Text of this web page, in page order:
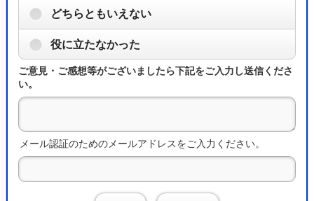
どちらともいえない
役に立たなかった
ご意見・ご感想等がございましたら下記をご入力し送信くださ
い。
メール認証のためのメールアドレスをご入力ください。